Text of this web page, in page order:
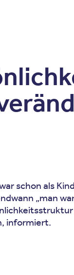
schon als
„man
informiert.